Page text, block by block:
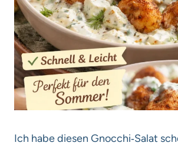
Ich habe diesen Gnocchi‑Salat